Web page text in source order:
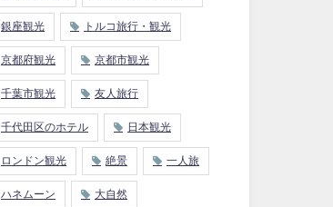
銀座観光 トルコ旅行・観光
京都府観光 京都市観光
千葉市観光 友人旅行
千代田区のホテル 日本観光
ロンドン観光 絶景 一人旅
ハネムーン 大自然